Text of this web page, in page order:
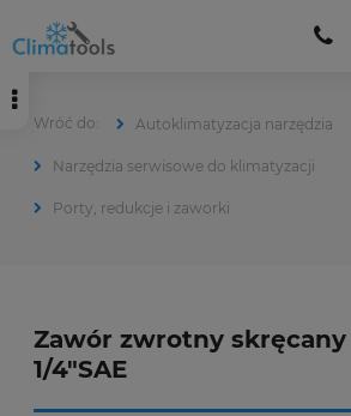
Autoklimatyzacja narzędzia
Narzędzia serwisowe do klimatyzacji
Porty, redukcje i zaworki
Zawór zwrotny skręcany
1/4"SAE